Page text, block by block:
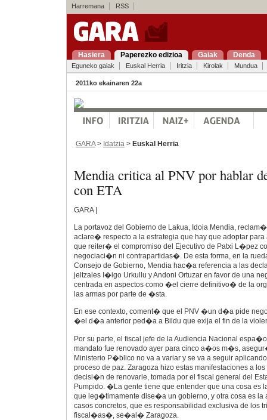
Harremana RSS
Hasiera Paperezko edizioa Gaiak Denda
Eguneko gaiak Euskal Herria Iritzia Kirolak Mundua
2011ko ekainaren 22a
GARA> Idatzia > Euskal Herria
Mendia critica al PNV por hablar
con ETA
GARA |
La portavoz del Gobierno de Lakua, Idoia Mendia,
aclare� respecto a la estrategia que hay que adoptar para
que reiter� el compromiso del Ejecutivo de Patxi L�pez
negociaci�n ni contrapartidas�. De esta forma, en la
Consejo de Gobierno, Mendia hac�a referencia a las
jeltzales I�igo Urkullu y Andoni Ortuzar en favor de una
centrada en aspectos como �el cierre definitivo� de la
las armas por parte de �sta.
En ese contexto, coment� que el PNV �un d�a pide
�el d�a anterior ped�a a Bildu que exija el fin de la
Por su parte, el fiscal jefe de la Audiencia Nacional
mandato fue renovado ayer para cinco a�os m�s,
Ministerio P�blico no va a variar y se va a seguir
proceso de paz. Zaragoza hizo estas manifestaciones a
decisi�n de renovarle, tomada por el fiscal general del
Pumpido. �La gente tiene que entender que una cosa es
que leg�timamente dise�a un gobierno, y otra cosa es
casos concretos, que es responsabilidad exclusiva de los
fiscal�as�, se�al� Zaragoza.